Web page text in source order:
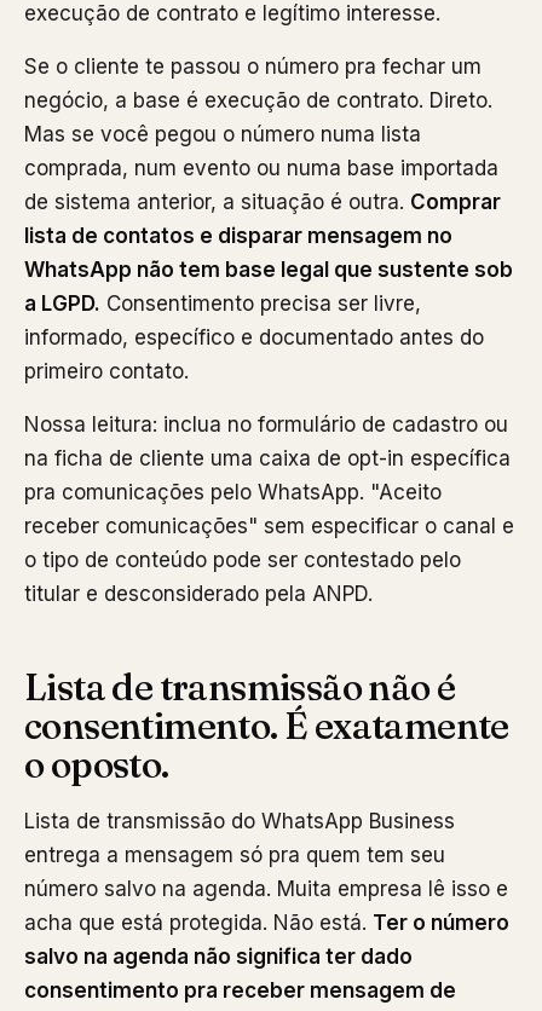
execução de contrato e legítimo interesse.
Se o cliente te passou o número pra fechar um
negócio, a base é execução de contrato. Direto.
Mas se você pegou o número numa lista
comprada, num evento ou numa base importada
de sistema anterior, a situação é outra. Comprar
lista de contatos e disparar mensagem no
WhatsApp não tem base legal que sustente sob
a LGPD. Consentimento precisa ser livre,
informado, específico e documentado antes do
primeiro contato.
Nossa leitura: inclua no formulário de cadastro ou
na ficha de cliente uma caixa de opt-in específica
pra comunicações pelo WhatsApp. "Aceito
receber comunicações" sem especificar o canal e
o tipo de conteúdo pode ser contestado pelo
titular e desconsiderado pela ANPD.
Lista de transmissão não é
consentimento. É exatamente
o oposto.
Lista de transmissão do WhatsApp Business
entrega a mensagem só pra quem tem seu
número salvo na agenda. Muita empresa lê isso e
acha que está protegida. Não está. Ter o número
salvo na agenda não significa ter dado
consentimento pra receber mensagem de